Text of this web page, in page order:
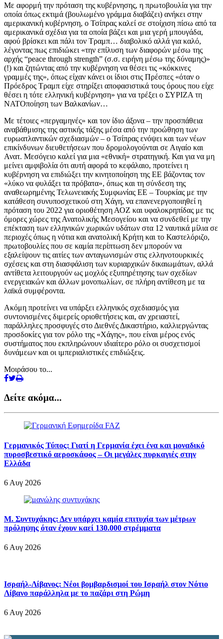
Με αφορμή την πρόταση της κυβέρνησης, η πρωτοβουλία για την
οποία όπως εκτιμά (βουλωμένο γράμμα διαβάζει) ανήκει στην
αμερικανική κυβέρνηση, ο Τσίπρας καλεί σε στοίχιση πίσω από τα
αμερικανικά σχέδια για τα οποία βάζει και μια γερή μπουγάδα,
αφού βρίσκει και πάλι τον Τραμπ… διαβολικό αλλά για καλό,
λέγοντας πως επιδιώκει «την επίλυση των διαφορών μέσω της
αρχής “peace through strength” (σ.σ. ειρήνη μέσω της δύναμης)»
(!) και ζητώντας από την κυβέρνηση να θέσει τις «κόκκινες
γραμμές της», όπως είχαν κάνει οι ίδιοι στις Πρέσπες «όταν ο
Πρόεδρος Τραμπ είχε στηρίξει αποφασιστικά τους όρους που είχε
θέσει η τότε ελληνική κυβέρνηση» για να τρέξει ο ΣΥΡΙΖΑ τη
ΝΑΤΟποίηση των Βαλκανίων…
Με τέτοιες «περγαμηνές» και τον ίδιο άξονα – την προσπάθεια
αναβάθμισης της αστικής τάξης μέσα από την προώθηση των
ευρωατλαντικών σχεδιασμών – ο Τσίπρας ενόψει και των νέων
επικίνδυνων διευθετήσεων που δρομολογούνται σε Αιγαίο και
Ανατ. Μεσόγειο καλεί για μια «εθνική» στρατηγική. Και για να μη
μείνει αμφιβολία ότι αυτή αφορά το κεφάλαιο, προτείνει η
κυβέρνηση να επιδιώξει την κινητοποίηση της ΕΕ βάζοντας τον
«λύκο να φυλάξει τα πρόβατα», όπως και τη σύνδεση της
αναθεωρημένης Τελωνειακής Συμφωνίας ΕΕ – Τουρκίας με την
κατάθεση συνυποσχετικού στη Χάγη, να επανενεργοποιηθεί η
πρόταση του 2022 για οριοθέτηση ΑΟΖ και υφαλοκρηπίδας με τις
όμορες χώρες της Ανατολικής Μεσογείου και να συνδεθεί με την
επέκταση των ελληνικών χωρικών υδάτων στα 12 ναυτικά μίλια σε
περιοχές όπως η νότια και ανατολική Κρήτη και το Καστελόριζο,
πρωτοβουλίες που σε καμία περίπτωση δεν μπορούν να
εξαλείψουν τις αιτίες των ανταγωνισμών στις ελληνοτουρκικές
σχέσεις και στη διασφάλιση των κυριαρχικών δικαιωμάτων, αλλά
αντίθετα λειτουργούν ως μοχλός εξυπηρέτησης των σχεδίων
ενεργειακών και άλλων μονοπωλίων, σε πλήρη αντίθεση με τα
λαϊκά συμφέροντα.
Ακόμη προτείνει να υπάρξει ελληνικός σχεδιασμός για
συντονισμένες διμερείς οριοθετήσεις και, αν χρειαστεί,
παράλληλες προσφυγές στο Διεθνές Δικαστήριο, καλλιεργώντας
προσδοκίες για τον ρόλο της «Χάγης», που είναι μέρος ενός
συστήματος που εκπληρώνουν ιδιαίτερο ρόλο οι συσχετισμοί
δυνάμεων και οι ιμπεριαλιστικές επιδιώξεις.
Μοιράσου το...
Δείτε ακόμα...
Γερμανικός Τύπος: Γιατί η Γερμανία έχει ένα και μοναδικό
πυροσβεστικό αεροσκάφος – Οι μεγάλες πυρκαγιές στην
Ελλάδα
6 Αυγ 2026
Μ. Συντυχάκης: Δεν υπάρχει καμία επιτυχία των μέτρων
πρόληψης όταν έχουν καεί 130.000 στρέμματα
6 Αυγ 2026
Ισραήλ-Λίβανος: Νέοι βομβαρδισμοί του Ισραήλ στον Νότιο
Λίβανο παράλληλα με το παζάρι στη Ρώμη
6 Αυγ 2026